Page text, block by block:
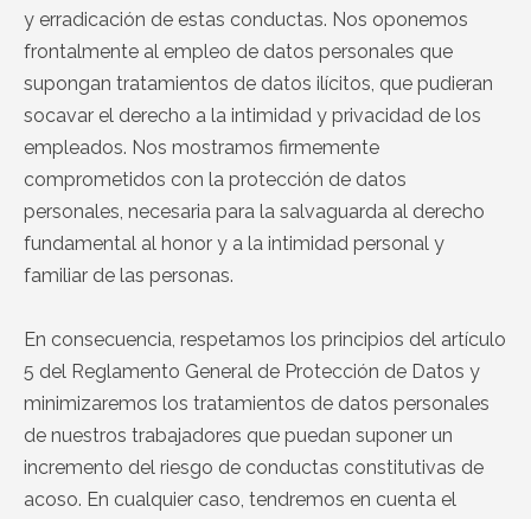
y erradicación de estas conductas. Nos oponemos
frontalmente al empleo de datos personales que
supongan tratamientos de datos ilícitos, que pudieran
socavar el derecho a la intimidad y privacidad de los
empleados. Nos mostramos firmemente
comprometidos con la protección de datos
personales, necesaria para la salvaguarda al derecho
fundamental al honor y a la intimidad personal y
familiar de las personas.
En consecuencia, respetamos los principios del artículo
5 del Reglamento General de Protección de Datos y
minimizaremos los tratamientos de datos personales
de nuestros trabajadores que puedan suponer un
incremento del riesgo de conductas constitutivas de
acoso. En cualquier caso, tendremos en cuenta el